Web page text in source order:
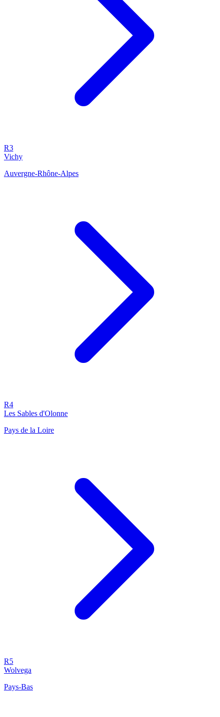
R3
Vichy
Auvergne-Rhône-Alpes
R4
Les Sables d'Olonne
Pays de la Loire
R5
Wolvega
Pays-Bas